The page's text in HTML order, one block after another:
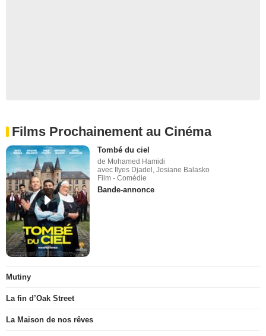
Films Prochainement au Cinéma
Tombé du ciel
de Mohamed Hamidi
avec Ilyes Djadel, Josiane Balasko
Film - Comédie
Bande-annonce
Mutiny
La fin d’Oak Street
La Maison de nos rêves